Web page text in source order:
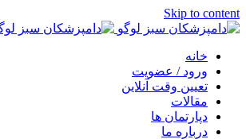
Skip to content
خانه
ورود / عضویت
تعیین وقت آنلاین
مقالات
دپارتمان ها
درباره ما